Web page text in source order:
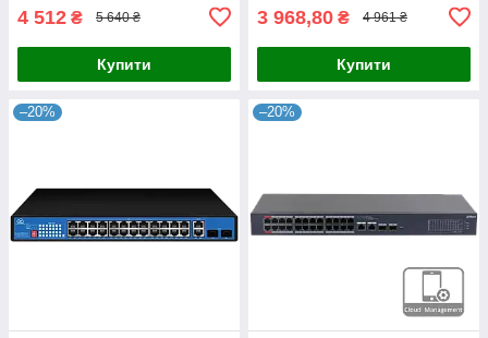
4 512 ₴ 5 640 ₴
Купити
3 968,80 ₴ 4 961 ₴
Купити
–20% –20%